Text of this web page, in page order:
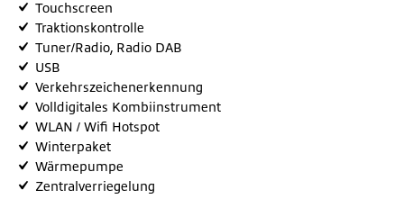
Touchscreen
Traktionskontrolle
Tuner/Radio, Radio DAB
USB
Verkehrszeichenerkennung
Volldigitales Kombiinstrument
WLAN / Wifi Hotspot
Winterpaket
Wärmepumpe
Zentralverriegelung